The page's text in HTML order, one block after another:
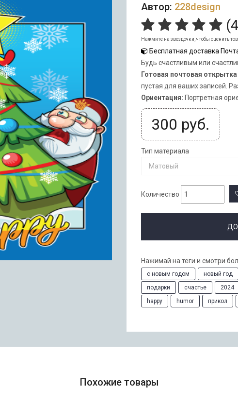
Автор: 228design
(4
Нажмите на звездочки, чтобы оценить
Бесплатная доставка
Будь счастливым или
Готовая почтовая
пустая для ваших записей.
Ориентация: Портретная
300 руб.
Тип материала
Матовый
Количество
Нажимай на теги и смотри
с новым годом новый год
подарки
счастье 2024
happy
humor прикол
Похожие товары